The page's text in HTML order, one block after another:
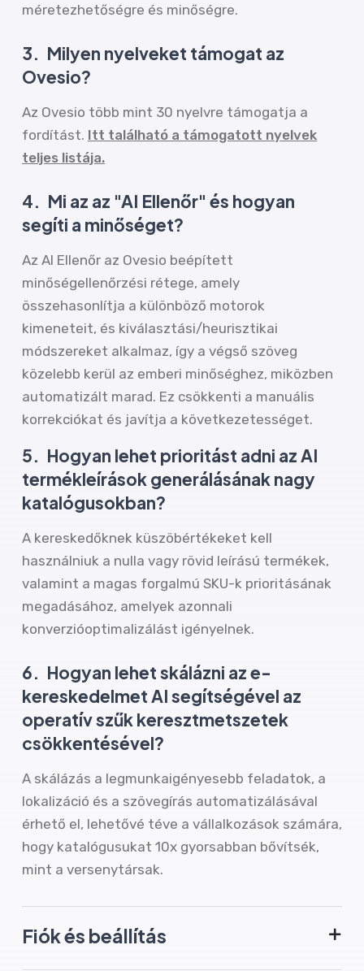
méretezhetőségre és minőségre.
3. Milyen nyelveket támogat az
Ovesio?
Az Ovesio több mint 30 nyelvre támogatja a
fordítást. Itt található a támogatott nyelvek
teljes listája.
4. Mi az az "AI Ellenőr" és hogyan
segíti a minőséget?
Az AI Ellenőr az Ovesio beépített
minőségellenőrzési rétege, amely
összehasonlítja a különböző motorok
kimeneteit, és kiválasztási/heurisztikai
módszereket alkalmaz, így a végső szöveg
közelebb kerül az emberi minőséghez, miközben
automatizált marad. Ez csökkenti a manuális
korrekciókat és javítja a következetességet.
5. Hogyan lehet prioritást adni az AI
termékleírások generálásának nagy
katalógusokban?
A kereskedőknek küszöbértékeket kell
használniuk a nulla vagy rövid leírású termékek,
valamint a magas forgalmú SKU-k prioritásának
megadásához, amelyek azonnali
konverzióoptimalizálást igényelnek.
6. Hogyan lehet skálázni az e-
kereskedelmet AI segítségével az
operatív szűk keresztmetszetek
csökkentésével?
A skálázás a legmunkaigényesebb feladatok, a
lokalizáció és a szövegírás automatizálásával
érhető el, lehetővé téve a vállalkozások számára,
hogy katalógusukat 10x gyorsabban bővítsék,
mint a versenytársak.
Fiók és beállítás